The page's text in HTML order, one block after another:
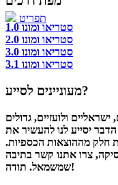
תפריט
סטריאו ומונו 1.0
סטריאו ומונו 2.0
סטריאו ומונו 3.0
סטריאו ומונו 3.1
מעוניינים לסייע?
ולועזיים, גדולים
יסייע לנו להעשיר את
חלק מההוצאות הכספיות.
צרו אתנו קשר בתיבה
שמשמאל. תודה!